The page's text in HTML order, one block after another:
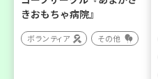
きおもちゃ病院』
ボランティア その他